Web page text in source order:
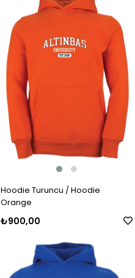
Hoodie Turuncu / Hoodie
Orange
₺900,00